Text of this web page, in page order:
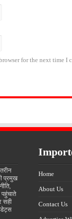
for the next time I
प्रमुख
सही
Home
About Us
Contact Us